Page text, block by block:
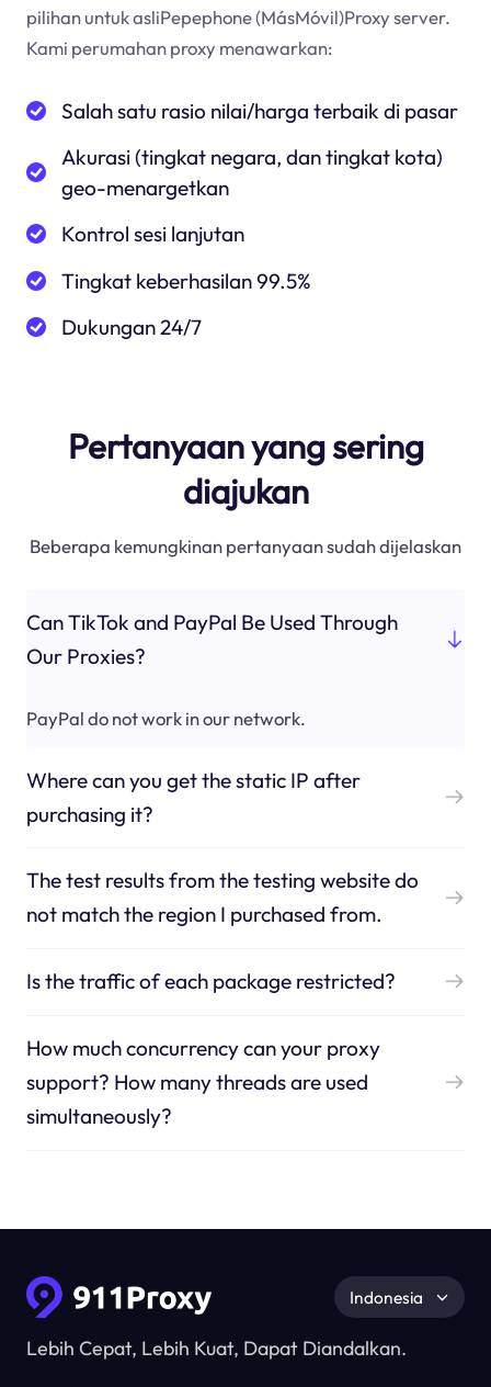
pilihan untuk asliPepephone (MásMóvil)Proxy server.
Kami perumahan proxy menawarkan:
Salah satu rasio nilai/harga terbaik di pasar
Akurasi (tingkat negara, dan tingkat kota)
geo-menargetkan
Kontrol sesi lanjutan
Tingkat keberhasilan 99.5%
Dukungan 24/7
Pertanyaan yang sering
diajukan
Beberapa kemungkinan pertanyaan sudah dijelaskan
Can TikTok and PayPal Be Used Through
Our Proxies?
PayPal do not work in our network.
Where can you get the static IP after
purchasing it?
The test results from the testing website do
not match the region I purchased from.
Is the traffic of each package restricted?
How much concurrency can your proxy
support? How many threads are used
simultaneously?
Lebih Cepat, Lebih Kuat, Dapat Diandalkan.
Indonesia